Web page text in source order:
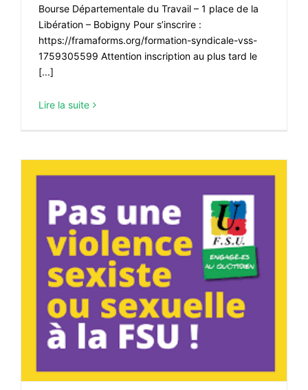
Bourse Départementale du Travail – 1 place de la
Libération – Bobigny Pour s’inscrire :
https://framaforms.org/formation-syndicale-vss-
1759305599 Attention inscription au plus tard le
[...]
Lire la suite